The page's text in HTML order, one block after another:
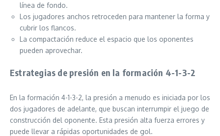
línea de fondo.
Los jugadores anchos retroceden para mantener la forma y
cubrir los flancos.
La compactación reduce el espacio que los oponentes
pueden aprovechar.
Estrategias de presión en la formación 4-1-3-2
En la formación 4-1-3-2, la presión a menudo es iniciada por los
dos jugadores de adelante, que buscan interrumpir el juego de
construcción del oponente. Esta presión alta fuerza errores y
puede llevar a rápidas oportunidades de gol.